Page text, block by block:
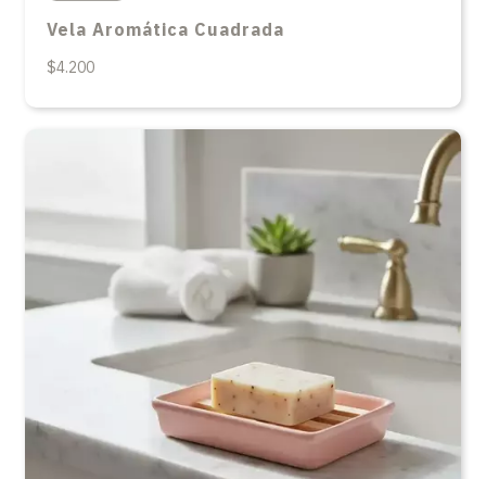
Vela Aromática Cuadrada
$4.200